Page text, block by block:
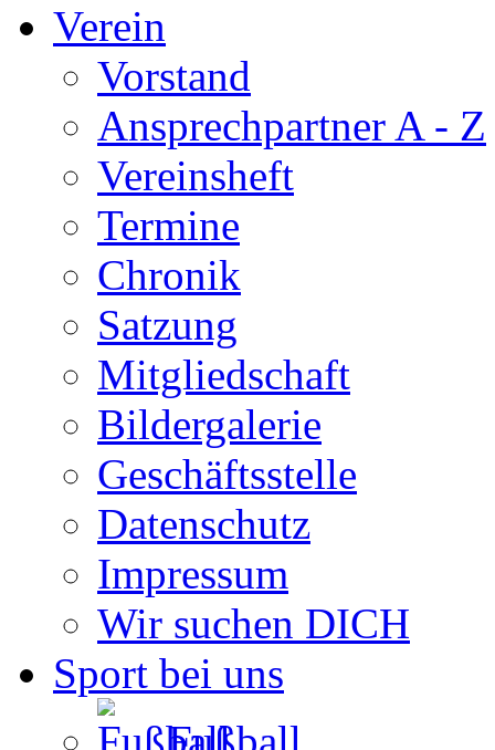
Verein
Vorstand
Ansprechpartner A - Z
Vereinsheft
Termine
Chronik
Satzung
Mitgliedschaft
Bildergalerie
Geschäftsstelle
Datenschutz
Impressum
Wir suchen DICH
Sport bei uns
Fußball